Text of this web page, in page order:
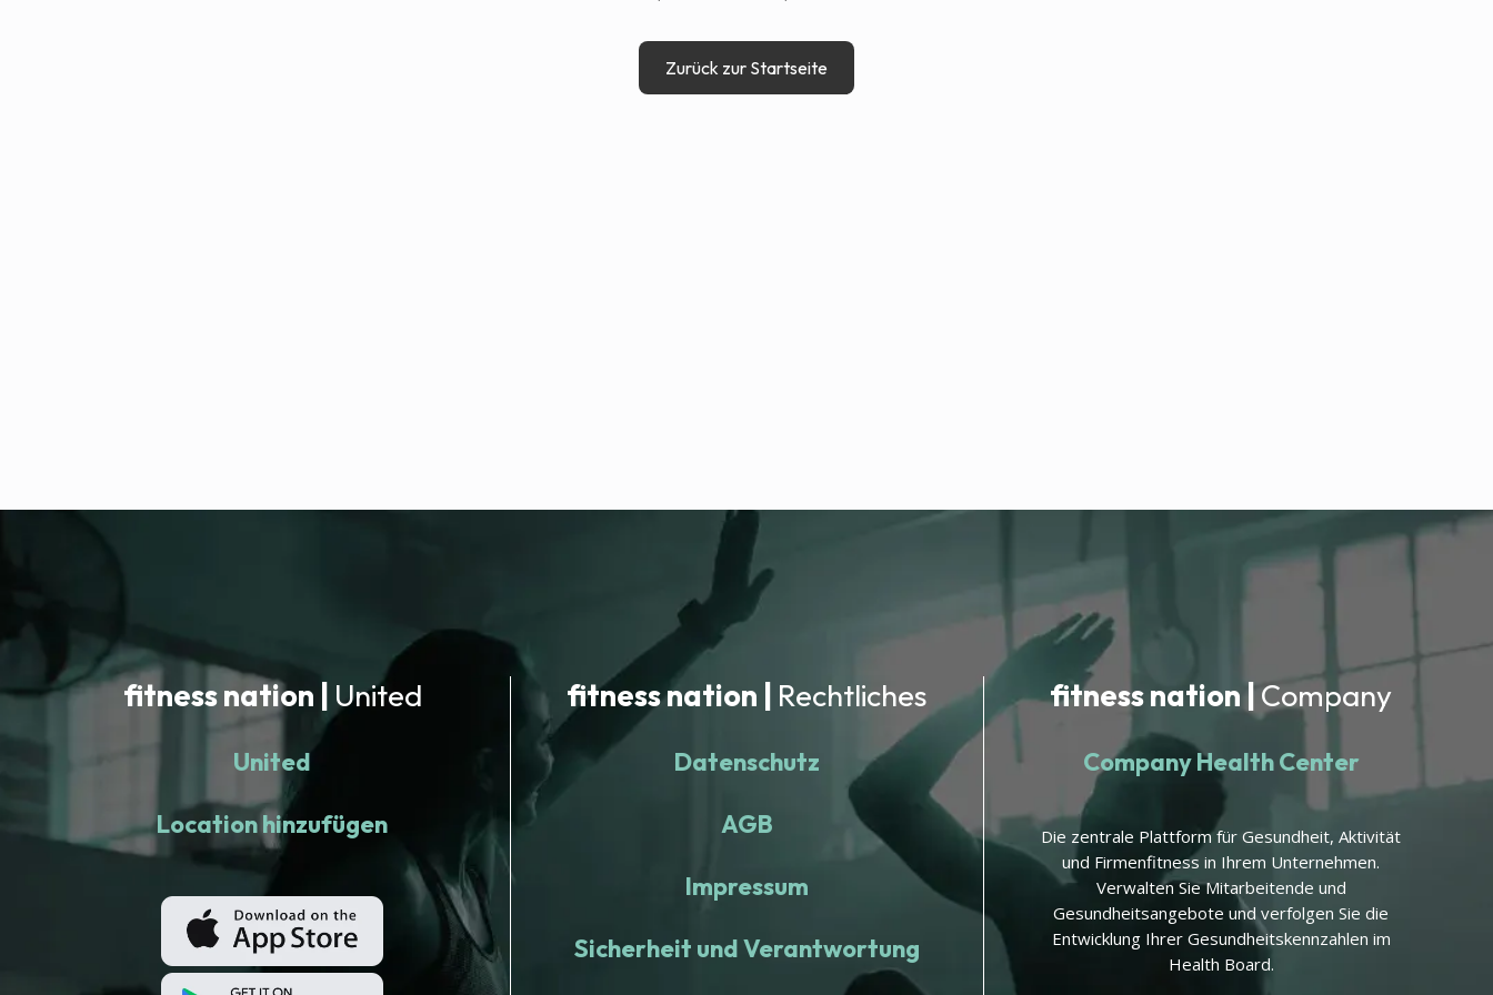
Zurück zur Startseite
fitness nation | United
United
Location hinzufügen
fitness nation | Rechtliches
Datenschutz
AGB
Impressum
Sicherheit und Verantwortung
fitness nation |Company
Company Health Center
Die zentrale Plattform für Gesundheit, Aktivität
und Firmenfitness in Ihrem Unternehmen.
Verwalten Sie Mitarbeitende und
Gesundheitsangebote und verfolgen Sie die
Entwicklung Ihrer Gesundheitskennzahlen im
Health Board.